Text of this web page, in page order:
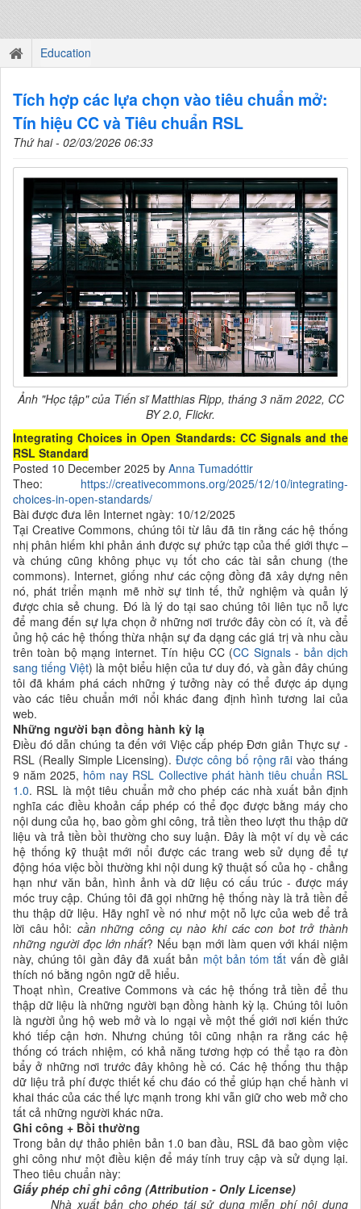
Education
Tích hợp các lựa chọn vào tiêu chuẩn mở:
Tín hiệu CC và Tiêu chuẩn RSL
Thứ hai - 02/03/2026 06:33
Ảnh "Học tập" của Tiến sĩ Matthias Ripp, tháng 3 năm 2022, CC
BY 2.0, Flickr.
Integrating Choices in Open Standards: CC Signals and the
RSL Standard
Posted 10 December 2025 by Anna Tumadóttir
Theo: https://creativecommons.org/2025/12/10/integrating-
choices-in-open-standards/
Bài được đưa lên Internet ngày: 10/12/2025
Tại Creative Commons, chúng tôi từ lâu đã tin rằng các hệ thống
nhị phân hiếm khi phản ánh được sự phức tạp của thế giới thực –
và chúng cũng không phục vụ tốt cho các tài sản chung (the
commons). Internet, giống như các cộng đồng đã xây dựng nên
nó, phát triển mạnh mẽ nhờ sự tinh tế, thử nghiệm và quản lý
được chia sẻ chung. Đó là lý do tại sao chúng tôi liên tục nỗ lực
để mang đến sự lựa chọn ở những nơi trước đây còn có ít, và để
ủng hộ các hệ thống thừa nhận sự đa dạng các giá trị và nhu cầu
trên toàn bộ mạng internet. Tín hiệu CC (CC Signals- bản dịch
sang tiếng Việt) là một biểu hiện của tư duy đó, và gần đây chúng
tôi đã khám phá cách những ý tưởng này có thể được áp dụng
vào các tiêu chuẩn mới nổi khác đang định hình tương lai của
web.
Những người bạn đồng hành kỳ lạ
Điều đó dẫn chúng ta đến với Việc cấp phép Đơn giản Thực sự -
RSL (Really Simple Licensing).Được công bố rộng rãi vào tháng
9 năm 2025, hôm nay RSL Collective phát hành tiêu chuẩn RSL
1.0. RSL là một tiêu chuẩn mở cho phép các nhà xuất bản định
nghĩa các điều khoản cấp phép có thể đọc được bằng máy cho
nội dung của họ, bao gồm ghi công, trả tiền theo lượt thu thập dữ
liệu và trả tiền bồi thường cho suy luận. Đây là một ví dụ về các
hệ thống kỹ thuật mới nổi được các trang web sử dụng để tự
động hóa việc bồi thường khi nội dung kỹ thuật số của họ - chẳng
hạn như văn bản, hình ảnh và dữ liệu có cấu trúc - được máy
móc truy cập. Chúng tôi đã gọi những hệ thống này là trả tiền để
thu thập dữ liệu. Hãy nghĩ về nó như một nỗ lực của web để trả
lời câu hỏi: cần những công cụ nào khi các con bot trở thành
những người đọc lớn nhất? Nếu bạn mới làm quen với khái niệm
này, chúng tôi gần đây đã xuất bản một bản tóm tắt vấn đề giải
thích nó bằng ngôn ngữ dễ hiểu.
Thoạt nhìn, Creative Commons và các hệ thống trả tiền để thu
thập dữ liệu là những người bạn đồng hành kỳ lạ. Chúng tôi luôn
là người ủng hộ web mở và lo ngại về một thế giới nơi kiến thức
khó tiếp cận hơn. Nhưng chúng tôi cũng nhận ra rằng các hệ
thống có trách nhiệm, có khả năng tương hợp có thể tạo ra đòn
bẩy ở những nơi trước đây không hề có. Các hệ thống thu thập
dữ liệu trả phí được thiết kế chu đáo có thể giúp hạn chế hành vi
khai thác của các thế lực mạnh trong khi vẫn giữ cho web mở cho
tất cả những người khác nữa.
Ghi công + Bồi thường
Trong bản dự thảo phiên bản 1.0 ban đầu, RSL đã bao gồm việc
ghi công như một điều kiện để máy tính truy cập và sử dụng lại.
Theo tiêu chuẩn này:
Giấy phép chỉ ghi công (Attribution - Only License)
Nhà xuất bản cho phép tái sử dụng miễn phí nội dung